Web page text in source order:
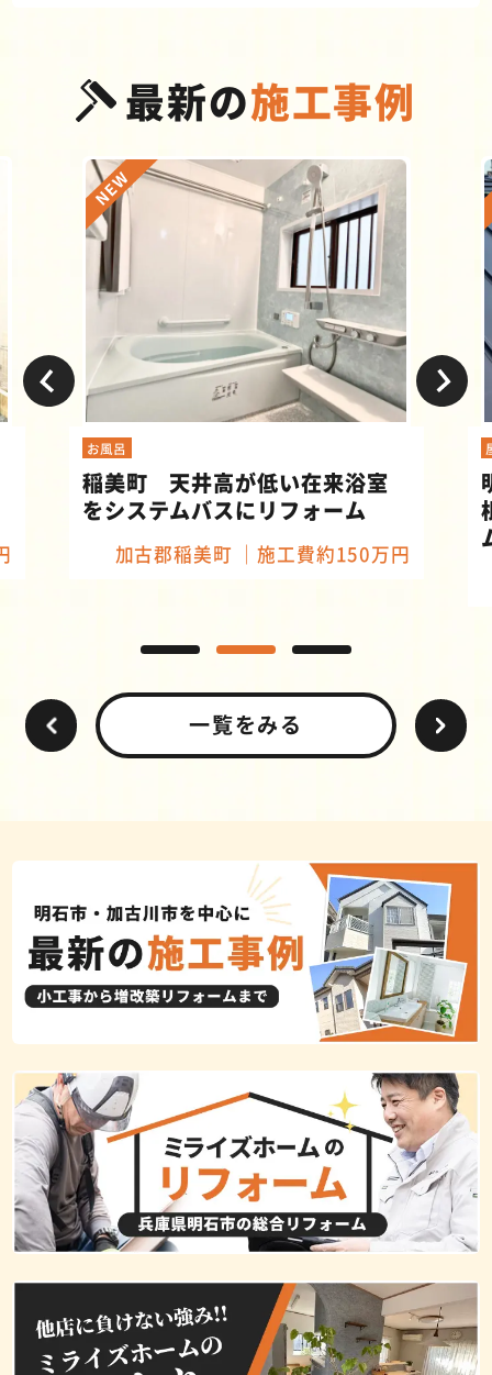
最新の施工事例
お風呂
稲美町 天井高が低い在来浴室
をシステムバスにリフォーム
加古郡稲美町 施工費約150万円
一覧をみる